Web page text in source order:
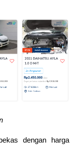
dengan harga